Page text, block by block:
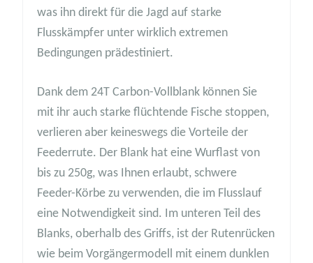
was ihn direkt für die Jagd auf starke
Flusskämpfer unter wirklich extremen
Bedingungen prädestiniert.
Dank dem 24T Carbon-Vollblank können Sie
mit ihr auch starke flüchtende Fische stoppen,
verlieren aber keineswegs die Vorteile der
Feederrute. Der Blank hat eine Wurflast von
bis zu 250g, was Ihnen erlaubt, schwere
Feeder-Körbe zu verwenden, die im Flusslauf
eine Notwendigkeit sind. Im unteren Teil des
Blanks, oberhalb des Griffs, ist der Rutenrücken
wie beim Vorgängermodell mit einem dunklen